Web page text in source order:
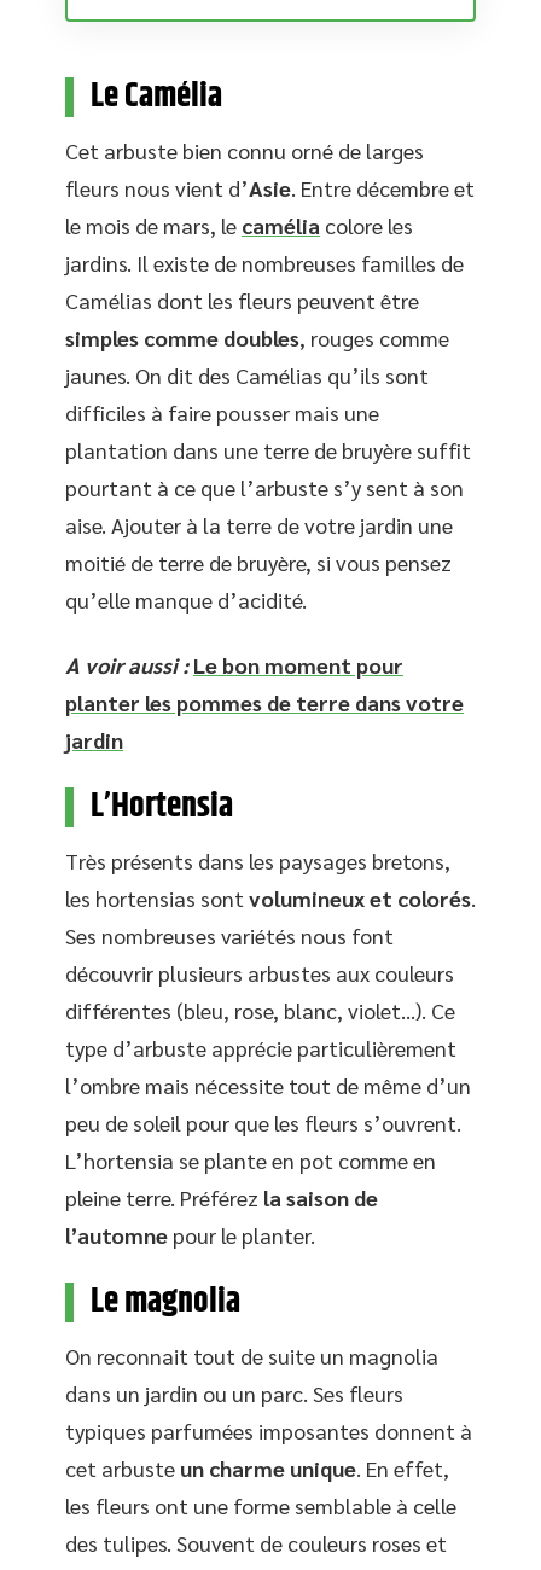
Le Camélia
Cet arbuste bien connu orné de larges
fleurs nous vient d’Asie. Entre décembre et
le mois de mars, le camélia colore les
jardins. Il existe de nombreuses familles de
Camélias dont les fleurs peuvent être
simples comme doubles, rouges comme
jaunes. On dit des Camélias qu’ils sont
difficiles à faire pousser mais une
plantation dans une terre de bruyère suffit
pourtant à ce que l’arbuste s’y sent à son
aise. Ajouter à la terre de votre jardin une
moitié de terre de bruyère, si vous pensez
qu’elle manque d’acidité.
A voir aussi : Le bon moment pour
planter les pommes de terre dans votre
jardin
L’Hortensia
Très présents dans les paysages bretons,
les hortensias sont volumineux et colorés
Ses nombreuses variétés nous font
découvrir plusieurs arbustes aux couleurs
différentes (bleu, rose, blanc, violet…). Ce
type d’arbuste apprécie particulièrement
l’ombre mais nécessite tout de même d’un
peu de soleil pour que les fleurs s’ouvrent.
L’hortensia se plante en pot comme en
pleine terre. Préférez la saison de
l’automne pour le planter.
Le magnolia
On reconnait tout de suite un magnolia
dans un jardin ou un parc. Ses fleurs
typiques parfumées imposantes donnent à
cet arbuste un charme unique . En effet,
les fleurs ont une forme semblable à celle
des tulipes. Souvent de couleurs roses et